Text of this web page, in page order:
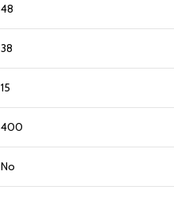
48
38
15
400
No